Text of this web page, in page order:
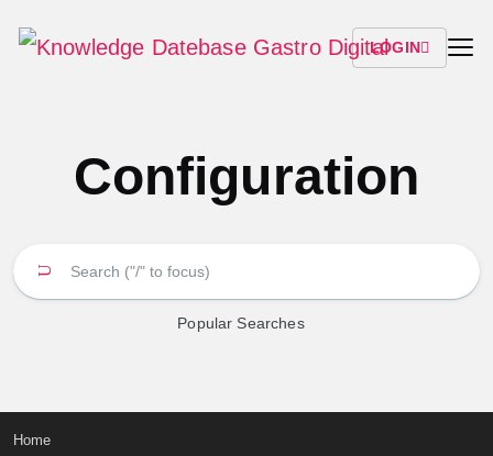
LOGIN
Configuration
Popular Searches
Home